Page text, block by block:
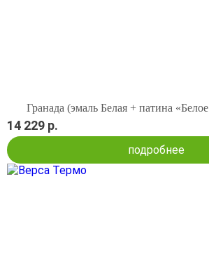
Гранада (эмаль Белая + патина
14 229 р.
подробнее